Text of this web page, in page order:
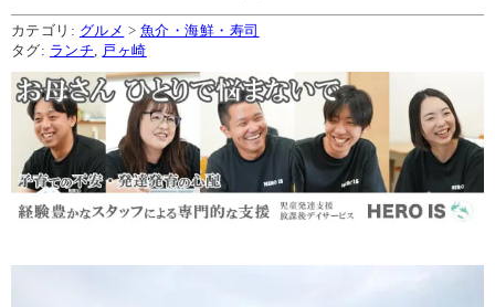
カテゴリ: グルメ > 魚介・海鮮・寿司
タグ: ランチ, 戸ヶ崎